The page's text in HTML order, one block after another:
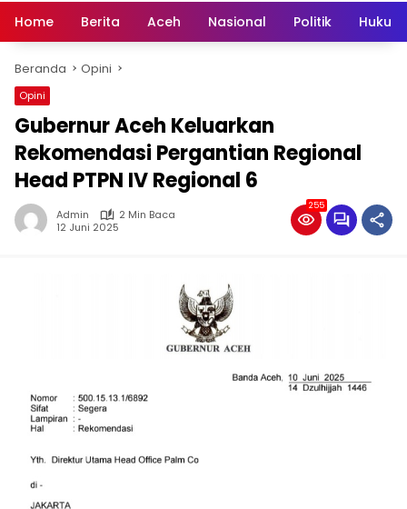
Home Berita Aceh Nasional Politik
Beranda Opini
Opini
Gubernur Aceh Keluarkan
Rekomendasi Pergantian Regional
Head PTPN IV Regional 6
Admin
2 Min Baca
12 Juni 2025
255